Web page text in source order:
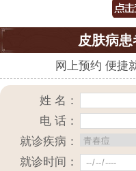
皮肤病
网上预约 便捷
姓 名：
电 话：
就诊疾病：
就诊时间：